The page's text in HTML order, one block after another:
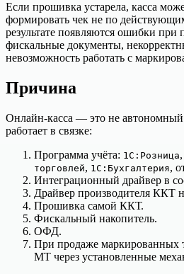
Если прошивка устарела, касса
формировать чек не по
результате появляются ошибки при
фискальные документы,
невозможность работать с
Причина
Онлайн-касса — это не
работает в связке:
Программа учёта: 1С:Розница,
торговлей, 1С:Бухгалтерия,
Интеграционный драйвер в
Драйвер производителя ККТ
Прошивка самой ККТ.
Фискальный накопитель.
ОФД.
При продаже
МТ через установленные